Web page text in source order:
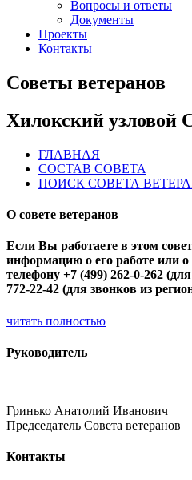
Вопросы и ответы
Документы
Проекты
Контакты
Советы ветеранов
Хилокский узловой
ГЛАВНАЯ
СОСТАВ СОВЕТА
ПОИСК СОВЕТА
О совете ветеранов
Если Вы работаете в этом
информацию о его работе или о
телефону +7 (499) 262-0-262
772-22-42 (для звонков из
читать полностью
Руководитель
Гринько Анатолий Иванович
Председатель Совета ветеранов
Контакты